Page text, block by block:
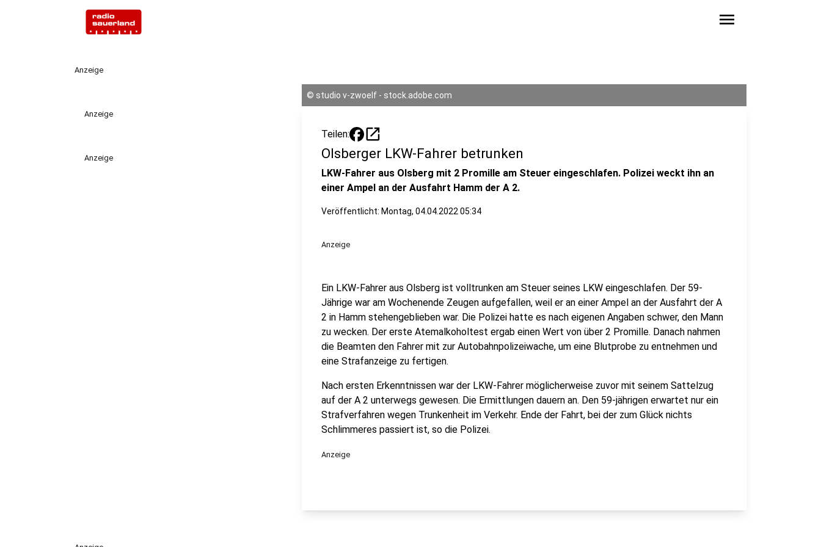
menu
Anzeige
Anzeige
Anzeige
© studio v-zwoelf - stock.adobe.com
Teilen: open_in_new
Olsberger LKW-Fahrer betrunken
LKW-Fahrer aus Olsberg mit 2 Promille am Steuer eingeschlafen. Polizei weckt ihn an
einer Ampel an der Ausfahrt Hamm der A 2.
Veröffentlicht: Montag, 04.04.2022 05:34
Anzeige
Ein LKW-Fahrer aus Olsberg ist volltrunken am Steuer seines LKW eingeschlafen. Der 59-
Jährige war am Wochenende Zeugen aufgefallen, weil er an einer Ampel an der Ausfahrt der A
2 in Hamm stehengeblieben war. Die Polizei hatte es nach eigenen Angaben schwer, den Mann
zu wecken. Der erste Atemalkoholtest ergab einen Wert von über 2 Promille. Danach nahmen
die Beamten den Fahrer mit zur Autobahnpolizeiwache, um eine Blutprobe zu entnehmen und
eine Strafanzeige zu fertigen.
Nach ersten Erkenntnissen war der LKW-Fahrer möglicherweise zuvor mit seinem Sattelzug
auf der A 2 unterwegs gewesen. Die Ermittlungen dauern an. Den 59-jährigen erwartet nur ein
Strafverfahren wegen Trunkenheit im Verkehr. Ende der Fahrt, bei der zum Glück nichts
Schlimmeres passiert ist, so die Polizei.
Anzeige